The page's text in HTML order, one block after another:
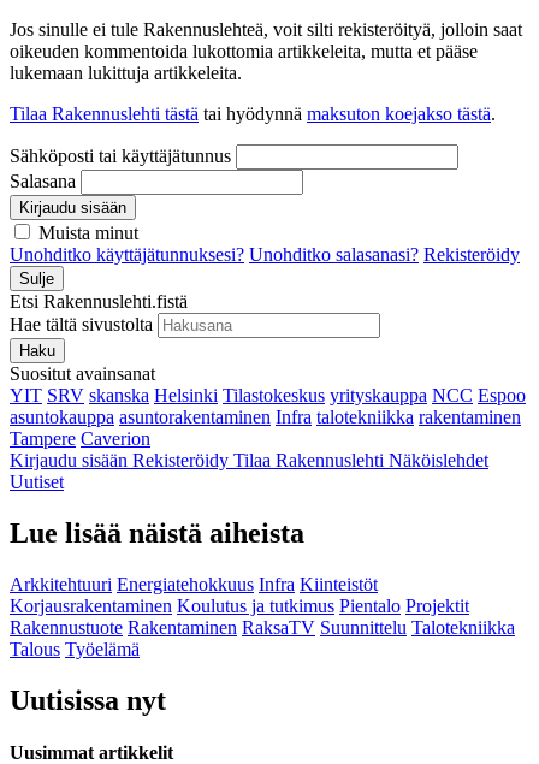
Jos sinulle ei tule Rakennuslehteä, voit silti rekisteröityä, jolloin saat
oikeuden kommentoida lukottomia artikkeleita, mutta et pääse
lukemaan lukittuja artikkeleita.
Tilaa Rakennuslehti tästä tai hyödynnä maksuton koejakso tästä.
Sähköposti tai käyttäjätunnus
Salasana
Kirjaudu sisään
Muista minut
Unohditko käyttäjätunnuksesi? Unohditko salasanasi? Rekisteröidy
Sulje
Etsi Rakennuslehti.fistä
Hae tältä sivustolta
Haku
Suositut avainsanat
YIT SRV skanska Helsinki Tilastokeskus yrityskauppa NCC Espoo
asuntokauppa asuntorakentaminen Infra talotekniikka rakentaminen
Tampere Caverion
Kirjaudu sisään Rekisteröidy Tilaa Rakennuslehti Näköislehdet
Uutiset
Lue lisää näistä aiheista
Arkkitehtuuri Energiatehokkuus Infra Kiinteistöt
Korjausrakentaminen Koulutus ja tutkimus Pientalo Projektit
Rakennustuote Rakentaminen RaksaTV Suunnittelu Talotekniikka
Talous Työelämä
Uutisissa nyt
Uusimmat artikkelit